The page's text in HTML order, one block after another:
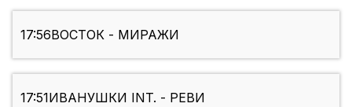
17:56ВОСТОК - МИРАЖИ
17:51ИВАНУШКИ INT. - РЕВИ